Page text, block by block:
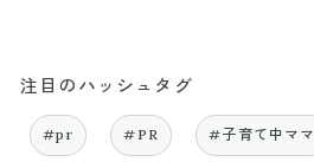
注目のハッシュタグ
#pr #PR #子育て中ママ